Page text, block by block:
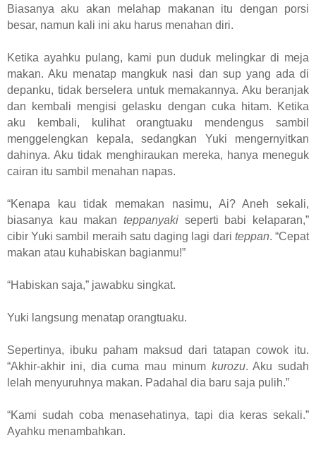
Biasanya aku akan melahap makanan itu dengan porsi
besar, namun kali ini aku harus menahan diri.
Ketika ayahku pulang, kami pun duduk melingkar di meja
makan. Aku menatap mangkuk nasi dan sup yang ada di
depanku, tidak berselera untuk memakannya. Aku beranjak
dan kembali mengisi gelasku dengan cuka hitam. Ketika
aku kembali, kulihat orangtuaku mendengus sambil
menggelengkan kepala, sedangkan Yuki mengernyitkan
dahinya. Aku tidak menghiraukan mereka, hanya meneguk
cairan itu sambil menahan napas.
“Kenapa kau tidak memakan nasimu, Ai? Aneh sekali,
biasanya kau makan teppanyaki seperti babi kelaparan,”
cibir Yuki sambil meraih satu daging lagi dari teppan. “Cepat
makan atau kuhabiskan bagianmu!”
“Habiskan saja,” jawabku singkat.
Yuki langsung menatap orangtuaku.
Sepertinya, ibuku paham maksud dari tatapan cowok itu.
“Akhir-akhir ini, dia cuma mau minum kurozu. Aku sudah
lelah menyuruhnya makan. Padahal dia baru saja pulih.”
“Kami sudah coba menasehatinya, tapi dia keras sekali.”
Ayahku menambahkan.